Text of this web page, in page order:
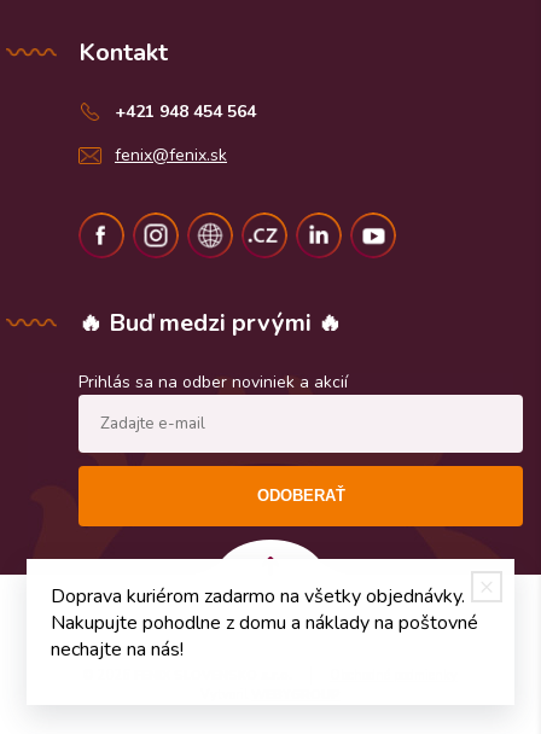
Kontakt
+421 948 454 564
fenix@fenix.sk
🔥 Buď medzi prvými 🔥
Prihlás sa na odber noviniek a akcií
ODOBERAŤ
Doprava kuriérom zadarmo na všetky objednávky.
Nakupujte pohodlne z domu a náklady na poštovné
nechajte na nás!